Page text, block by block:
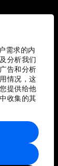
需求的内
分析我们
告和分析
情况，这
提供给他
收集的其